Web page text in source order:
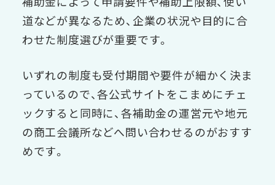
道などが異なるため、企業の状況や目的に合
わせた制度選びが重要です。
いずれの制度も受付期間や要件が細かく決ま
っているので、各公式サイトをこまめにチェ
ックすると同時に、各補助金の運営元や地元
の商工会議所などへ問い合わせるのがおすす
めです。